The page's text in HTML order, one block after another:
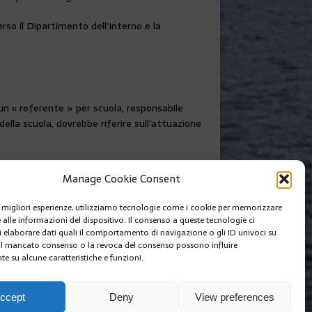
Manage Cookie Consent
migliori esperienze, utilizziamo tecnologie come i cookie per memorizzare
alle informazioni del dispositivo. Il consenso a queste tecnologie ci
elaborare dati quali il comportamento di navigazione o gli ID univoci su
mancato consenso o la revoca del consenso possono influire
su alcune caratteristiche e funzioni.
Deny View preferences
il Dipartimento dell’Interno e la
« referente » per scuola, responsabile
scuola, dovrebbe riferire sull’attuazione
EDIZIONE DI BEKING MONACO
SIAMO COOKIE POLICY (EU)